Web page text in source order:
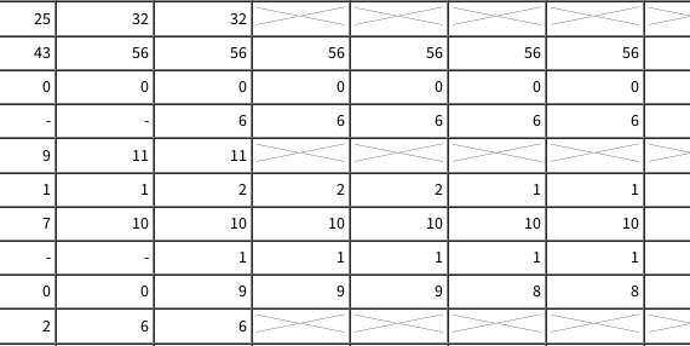
25 32
32
43 56 56 56 56 56
56
0 0 0 0 0 0
0
- - 6 6 6 6
6
9 11
11
1 1 2 2 2 1
1
7 10 10 10 10 10
10
- - 1 1 1 1
1
0 0 9 9 9 8
8
2 6
6